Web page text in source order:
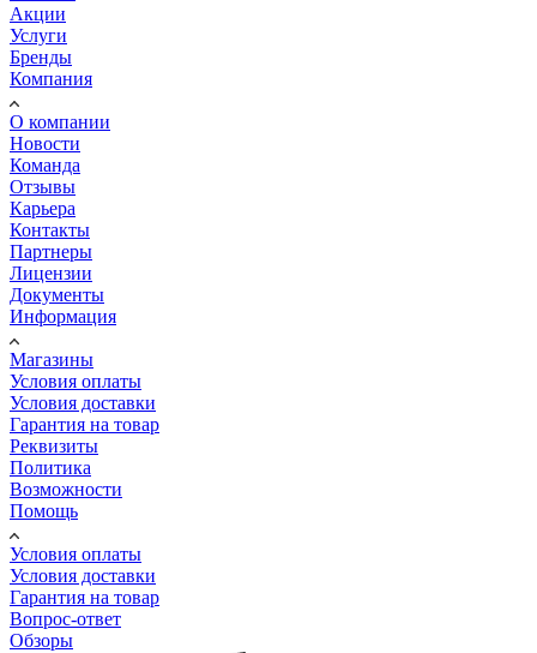
Акции
Услуги
Бренды
Компания
О компании
Новости
Команда
Отзывы
Карьера
Контакты
Партнеры
Лицензии
Документы
Информация
Магазины
Условия оплаты
Условия доставки
Гарантия на товар
Реквизиты
Политика
Возможности
Помощь
Условия оплаты
Условия доставки
Гарантия на товар
Вопрос-ответ
Обзоры